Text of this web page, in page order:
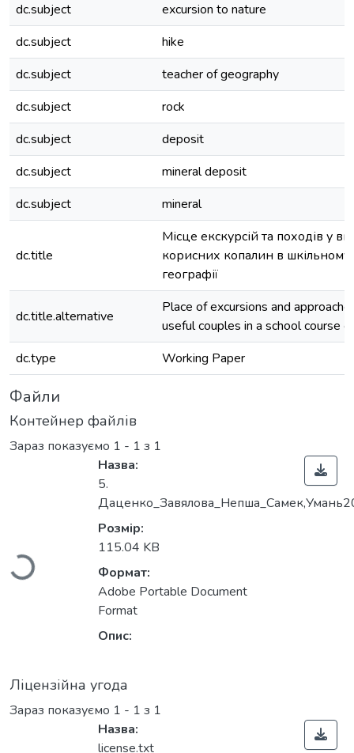
dc.subject
excursion to nature
dc.subject
hike
dc.subject
teacher of geography
dc.subject
rock
dc.subject
deposit
dc.subject
mineral deposit
dc.subject
mineral
dc.title
Місце екскурсій та походів у
корисних копалин в шкільному
географії
dc.title.alternative
Place of excursions and
useful couples in a school course
dc.type
Working Paper
Файли
Контейнер файлів
Зараз показуємо 1 - 1 з 1
Вантажиться...
Назва:
5.
Розмір:
115.04 KB
Формат:
Adobe Portable Document
Format
Опис:
Ліцензійна угода
Зараз показуємо 1 - 1 з 1
Назва:
license.txt